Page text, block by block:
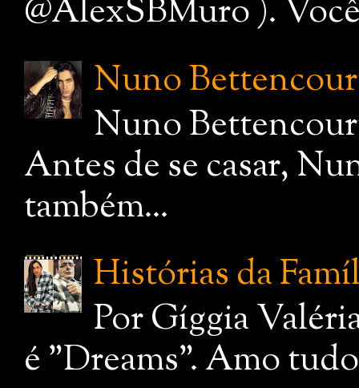
@AlexSBMuro ).
Nuno
Nuno
Antes de se casar,
também...
Histórias da
Por Gíggia
é "Dreams". Amo